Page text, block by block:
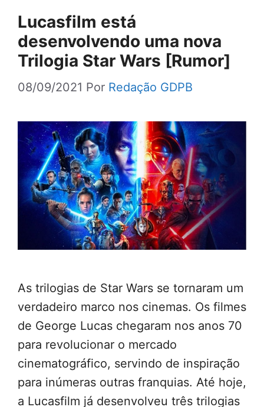
Lucasfilm está
desenvolvendo uma nova
Trilogia Star Wars [Rumor]
08/09/2021 Por Redação GDPB
As trilogias de Star Wars se tornaram um
verdadeiro marco nos cinemas. Os filmes
de George Lucas chegaram nos anos 70
para revolucionar o mercado
cinematográfico, servindo de inspiração
para inúmeras outras franquias. Até hoje,
a Lucasfilm já desenvolveu três trilogias